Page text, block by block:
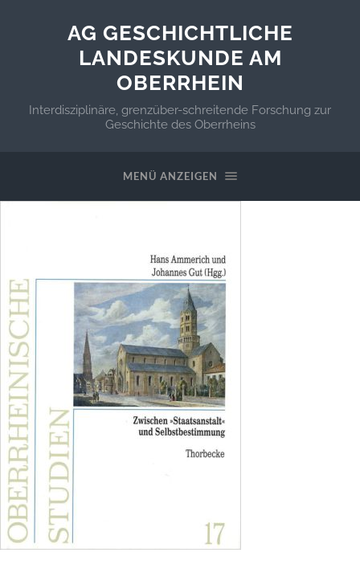
AG GESCHICHTLICHE
LANDESKUNDE AM
OBERRHEIN
Interdisziplinäre, grenzüber-schreitende Forschung zur
Geschichte des Oberrheins
MENÜ ANZEIGEN